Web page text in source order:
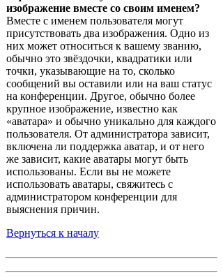
изображение вместе со своим именем?
Вместе с именем пользователя могут
присутствовать два изображения. Одно из
них может относиться к вашему званию,
обычно это звёздочки, квадратики или
точки, указывающие на то, сколько
сообщений вы оставили или на ваш статус
на конференции. Другое, обычно более
крупное изображение, известно как
«аватара» и обычно уникально для каждого
пользователя. От администратора зависит,
включена ли поддержка аватар, и от него
же зависит, какие аватары могут быть
использованы. Если вы не можете
использовать аватары, свяжитесь с
администратором конференции для
выяснения причин.
Вернуться к началу